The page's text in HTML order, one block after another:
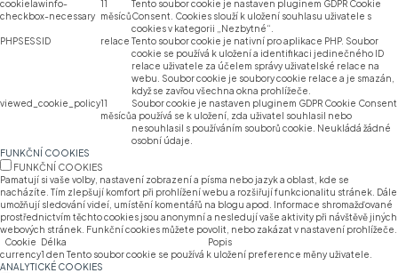
cookielawinfo-
checkbox-necessary
11
měsíců
Tento soubor cookie je nastaven pluginem GDPR Cookie
Consent. Cookies slouží k uložení souhlasu uživatele s
cookies v kategorii „Nezbytné“.
PHPSESSID
relace Tento soubor cookie je nativní pro aplikace PHP. Soubor
cookie se používá k uložení a identifikaci jedinečného ID
relace uživatele za účelem správy uživatelské relace na
webu. Soubor cookie je soubory cookie relace a je smazán,
když se zavřou všechna okna prohlížeče.
viewed_cookie_policy11
měsíců
Soubor cookie je nastaven pluginem GDPR Cookie Consent
a používá se k uložení, zda uživatel souhlasil nebo
nesouhlasil s používáním souborů cookie. Neukládá žádné
osobní údaje.
FUNKČNÍ COOKIES
FUNKČNÍ COOKIES
Pamatují si vaše volby, nastavení zobrazení a písma nebo jazyk a oblast, kde se
nacházíte. Tím zlepšují komfort při prohlížení webu a rozšiřují funkcionalitu stránek. Dále
umožňují sledování videí, umístění komentářů na blogu apod. Informace shromažďované
prostřednictvím těchto cookies jsou anonymní a nesledují vaše aktivity při návštěvě jiných
webových stránek. Funkční cookies můžete povolit, nebo zakázat v nastavení prohlížeče.
Cookie Délka
Popis
currency1 den Tento soubor cookie se používá k uložení preference měny uživatele.
ANALYTICKÉ COOKIES